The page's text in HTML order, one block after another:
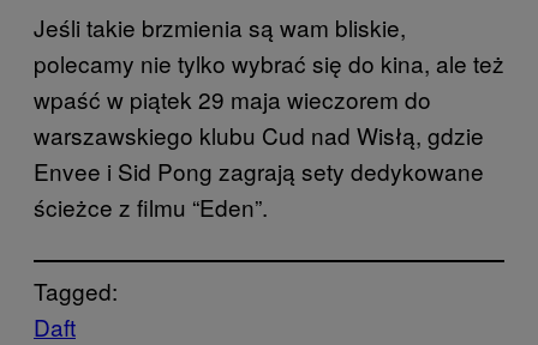
Jeśli takie brzmienia są wam bliskie,
polecamy nie tylko wybrać się do kina, ale też
wpaść w piątek 29 maja wieczorem do
warszawskiego klubu Cud nad Wisłą, gdzie
Envee i Sid Pong zagrają sety dedykowane
ścieżce z filmu “Eden”.
Tagged:
Daft